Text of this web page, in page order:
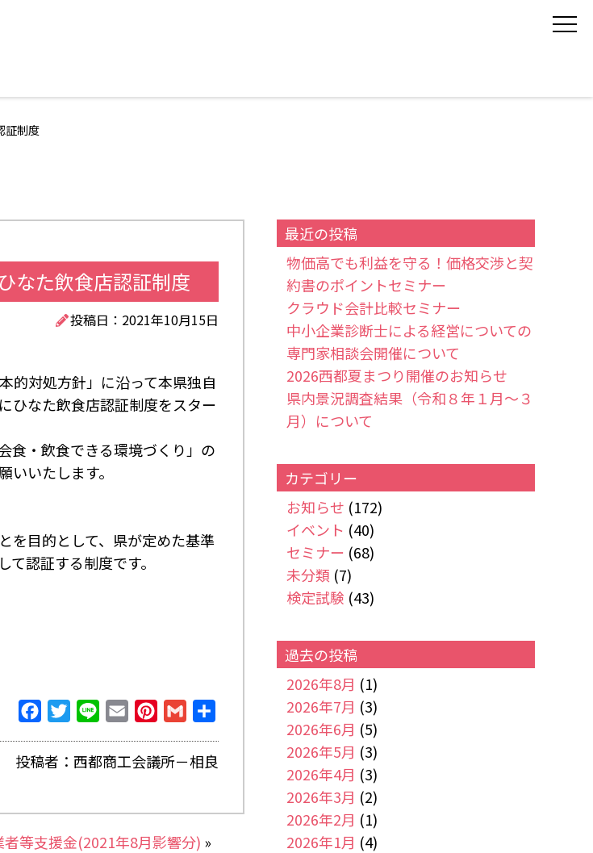
証制度
なた飲食店認証制度
投稿日：2021年10月15日
的対処方針」に沿って本県独自
ひなた飲食店認証制度をスター
食・飲食できる環境づくり」の
いたします。
を目的として、県が定めた基準
認証する制度です。
FacebookTwitterLine Email Pinterest
Gmail
投稿者：西都商工会議所－相良
等支援金(2021年8月影響分) »
最近の投稿
物価高でも利益を守る！価格交渉と契
約書のポイントセミナー
クラウド会計比較セミナー
中小企業診断士による経営についての
専門家相談会開催について
2026西都夏まつり開催のお知らせ
県内景況調査結果（令和８年１月～３
月）について
カテゴリー
お知らせ (172)
イベント (40)
セミナー (68)
未分類 (7)
検定試験 (43)
過去の投稿
2026年8月 (1)
2026年7月 (3)
2026年6月 (5)
2026年5月 (3)
2026年4月 (3)
2026年3月 (2)
2026年2月 (1)
2026年1月 (4)